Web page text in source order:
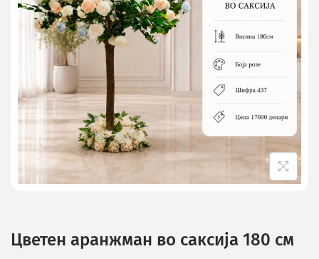
Цветен аранжман во саксија 180 см